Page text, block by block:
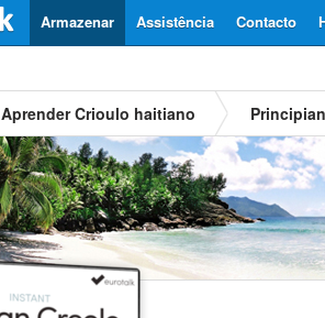
Contacto
Assistência
Armazenar
Aprender Crioulo haitiano